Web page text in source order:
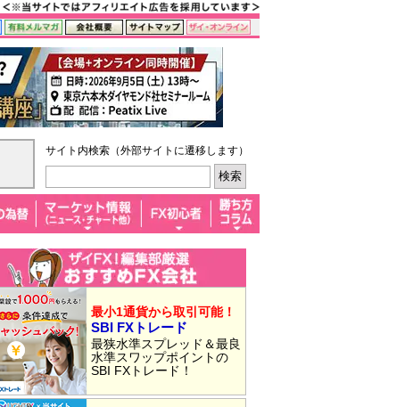
サイト内検索（外部サイトに遷移します）
最小1通貨から取引可能！
SBI FXトレード
最狭水準スプレッド＆最良
水準スワップポイントの
SBI FXトレード！